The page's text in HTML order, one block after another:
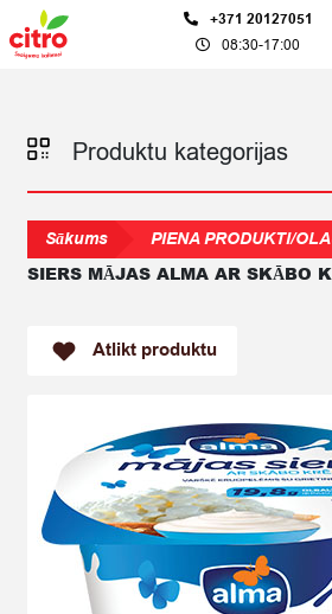
Skip
to
Skip
to
+371 20127051
08:30-17:00
Produktu kategorijas
Sākums PIENA PRODUKTI/
SIERS MĀJAS ALMA AR SKĀBO
Atlikt produktu